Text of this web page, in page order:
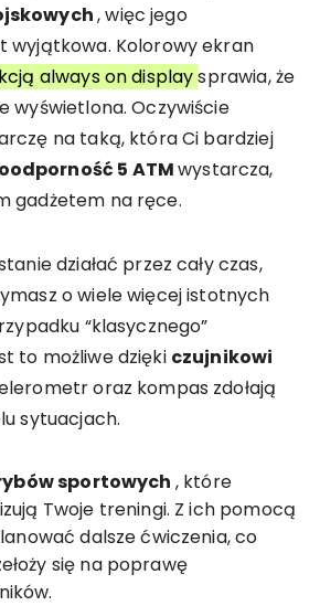
, więc jego
wyjątkowa. Kolorowy ekran
always on displaysprawia, że
wyświetlona. Oczywiście
na taką, która Ci bardziej
5 ATMwystarcza,
gadżetem na ręce.
działać przez cały czas,
o wiele więcej istotnych
“klasycznego”
to możliwe dzięki czujnikowi
oraz kompas zdołają
sytuacjach.
sportowych , które
Twoje treningi. Z ich pomocą
dalsze ćwiczenia, co
się na poprawę